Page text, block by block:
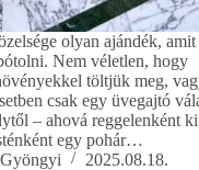
olyan ajándék, amit
Nem véletlen, hogy
töltjük meg,
csak egy üvegajtó
– ahová reggelenként
egy pohár…
2025.08.18.